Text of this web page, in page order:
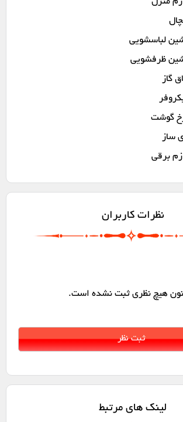
لباسشویی
ظرفشویی
گاز
گوشت
ساز
برقی
نظرات کاربران
هیچ نظری ثبت نشده است.
لینک های مرتبط